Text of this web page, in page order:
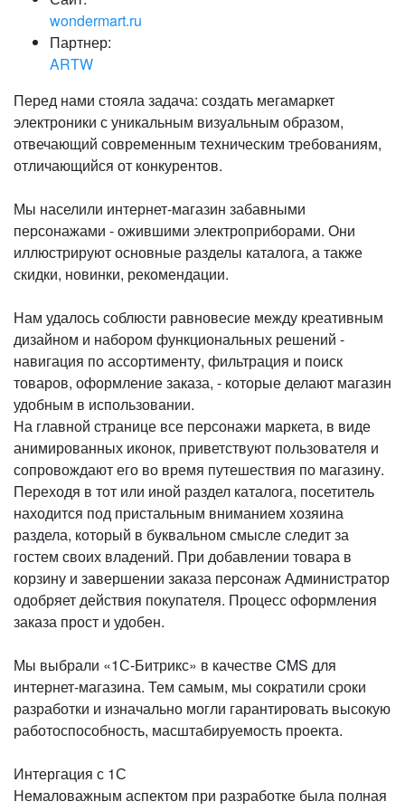
wondermart.ru
Партнер:
ARTW
Перед нами стояла задача: создать мегамаркет
электроники с уникальным визуальным образом,
отвечающий современным техническим требованиям,
отличающийся от конкурентов.
Мы населили интернет-магазин забавными
персонажами - ожившими электроприборами. Они
иллюстрируют основные разделы каталога, а также
скидки, новинки, рекомендации.
Нам удалось соблюсти равновесие между креативным
дизайном и набором функциональных решений -
навигация по ассортименту, фильтрация и поиск
товаров, оформление заказа, - которые делают магазин
удобным в использовании.
На главной странице все персонажи маркета, в виде
анимированных иконок, приветствуют пользователя и
сопровождают его во время путешествия по магазину.
Переходя в тот или иной раздел каталога, посетитель
находится под пристальным вниманием хозяина
раздела, который в буквальном смысле следит за
гостем своих владений. При добавлении товара в
корзину и завершении заказа персонаж Администратор
одобряет действия покупателя. Процесс оформления
заказа прост и удобен.
Мы выбрали «1С-Битрикс» в качестве CMS для
интернет-магазина. Тем самым, мы сократили сроки
разработки и изначально могли гарантировать высокую
работоспособность, масштабируемость проекта.
Интергация с 1С
Немаловажным аспектом при разработке была полная